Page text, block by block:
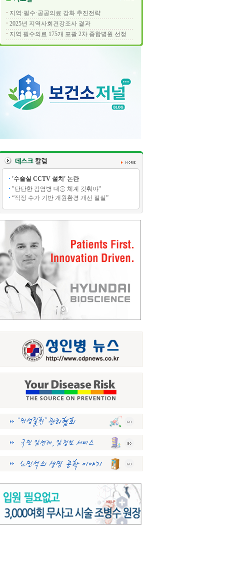
지역·필수·공공의료 강화 추진전략
2025년 지역사회건강조사 결과
지역 필수의료 175개 포괄 2차 종합병원 선정
'수술실 CCTV 설치' 논란
"탄탄한 감염병 대응 체계 갖춰야"
“적정 수가 기반 개원환경 개선 절실”